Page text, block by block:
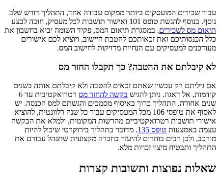
עבור שכירים המועסקים ביותר ממקום עבודה אחד, התהליך דורש שלב
נוסף. בנוסף להגשת טופס 101 ואישור תושבות לכל מעסיק, חובה לבצע
תיאום מס לשכירים. במסגרת תיאום המס, פקיד השומה יביא בחשבון את
כלל הכנסותיכם ואת זכאותכם להטבת היישוב, ויוציא לכם אישורים
מעודכנים למעסיקים עם הנחיות מדויקות לחישוב המס.
לא קיבלתם את ההטבה? כך תקבלו החזר מס
אם גיליתם רק עכשיו שאתם זכאים להטבה ולא קיבלתם אותה בשנים
קודמות, אל דאגה. ניתן להגיש בקשה להחזר מס
רטרואקטיבית עד 6
שנים אחורה. התהליך כרוך באיסוף מסמכים והגשתם למס הכנסה. יש
לאסוף את טופסי 106 מכל המעסיקים עבור כל שנה רלוונטית, להוציא
אישורי תושבות רטרואקטיביים מהרשות המקומית, ולמלא את הבקשה
עצמה באמצעות טופס 135
. מדובר בתהליך בירוקרטי שיכול להיות
מורכב, ולכן רבים בוחרים להיעזר בחברה מקצועית שתנהל עבורם את
התהליך ותבטיח מיצוי זכויות מלא.
שאלות נפוצות ותשובות קצרות